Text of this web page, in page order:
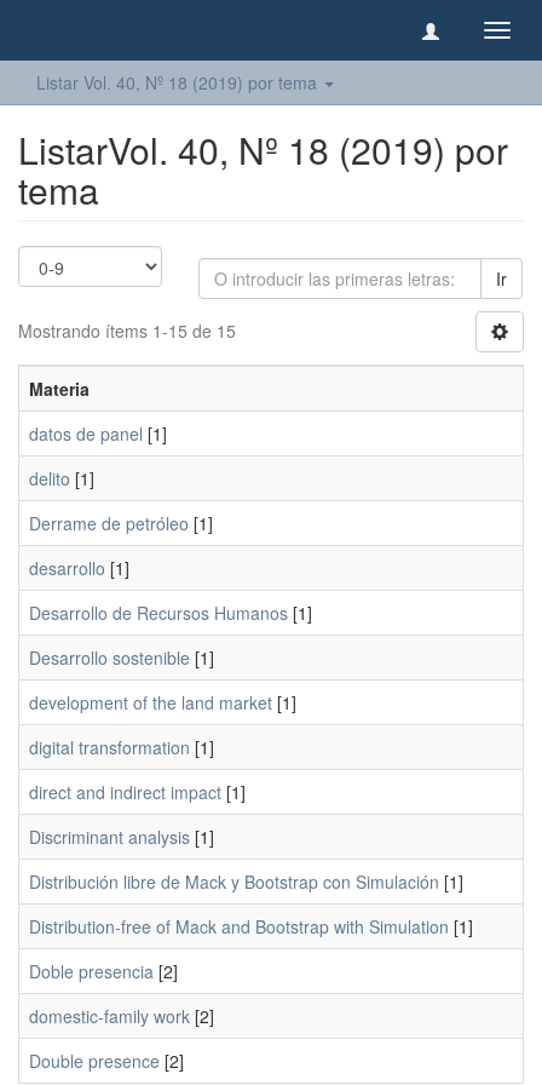
Listar Vol. 40, Nº 18 (2019) por tema
ListarVol. 40, Nº 18 (2019) por
tema
Ir
Mostrando ítems 1-15 de 15
Materia
datos de panel [1]
delito [1]
Derrame de petróleo [1]
desarrollo [1]
Desarrollo de Recursos Humanos [1]
Desarrollo sostenible [1]
development of the land market [1]
digital transformation [1]
direct and indirect impact [1]
Discriminant analysis [1]
Distribución libre de Mack y Bootstrap con Simulación [1]
Distribution-free of Mack and Bootstrap with Simulation [1]
Doble presencia [2]
domestic-family work [2]
Double presence [2]